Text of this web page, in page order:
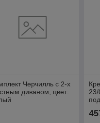
Черчилль с 2-х
диваном, цвет: